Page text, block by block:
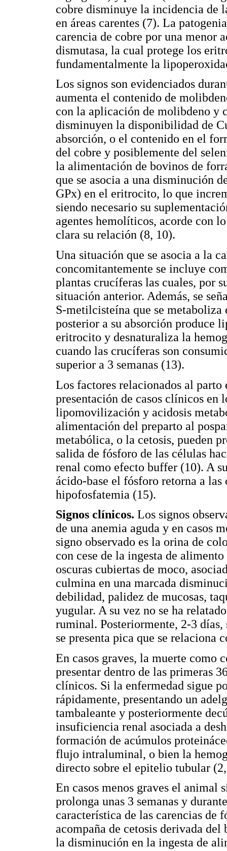
cobre disminuye la incidencia de
en áreas carentes (7). La
carencia de cobre por una menor
dismutasa, la cual protege los
fundamentalmente la
Los signos son evidenciados
aumenta el contenido de
con la aplicación de molibdeno y
disminuyen la disponibilidad de
absorción, o el contenido en el
del cobre y posiblemente del
la alimentación de bovinos de
que se asocia a una disminución
GPx) en el eritrocito, lo que
siendo necesario su
agentes hemolíticos, acorde con
clara su relación (8, 10).
Una situación que se asocia a la
concomitantemente se incluye
plantas crucíferas las cuales, por
situación anterior. Además, se
S-metilcisteína que se
posterior a su absorción produce
eritrocito y desnaturaliza la
cuando las crucíferas son
superior a 3 semanas (13).
Los factores relacionados al
presentación de casos clínicos en
lipomovilización y acidosis
alimentación del preparto al
metabólica, o la cetosis, pueden
salida de fósforo de las células
renal como efecto buffer (10). A
ácido-base el fósforo retorna a
hipofosfatemia (15).
Signos clínicos. Los signos
de una anemia aguda y en casos
signo observado es la orina de
con cese de la ingesta de
oscuras cubiertas de moco,
culmina en una marcada
debilidad, palidez de mucosas,
yugular. A su vez no se ha
ruminal. Posteriormente, 2-3
se presenta pica que se relaciona
En casos graves, la muerte como
presentar dentro de las primeras
clínicos. Si la enfermedad sigue
rápidamente, presentando un
tambaleante y posteriormente
insuficiencia renal asociada a
formación de acúmulos
flujo intraluminal, o bien la
directo sobre el epitelio tubular
En casos menos graves el animal
prolonga unas 3 semanas y
característica de las carencias de
acompaña de cetosis derivada
la disminución en la ingesta de